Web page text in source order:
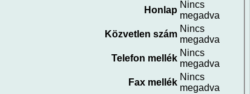
Honlap
Nincs
megadva
Közvetlen szám
Nincs
megadva
Telefon mellék
Nincs
megadva
Fax mellék
Nincs
megadva